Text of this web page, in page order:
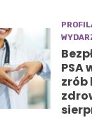
PSA
zrób